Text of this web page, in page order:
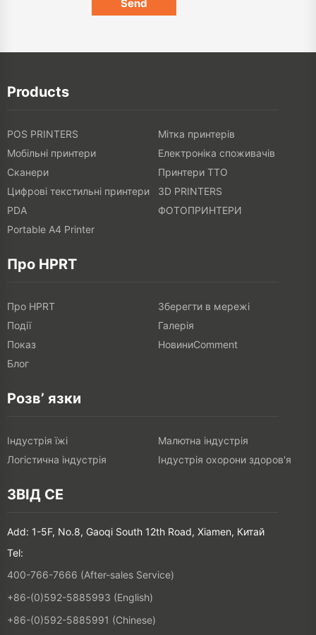
Products
POS PRINTERS
Мітка принтерів
Мобільні принтери
Електроніка споживачів
Сканери
Принтери TTO
Цифрові текстильні принтери
3D PRINTERS
PDA
ФОТОПРИНТЕРИ
Portable A4 Printer
Про HPRT
Про HPRT
Зберегти в мережі
Події
Галерія
Показ
НовиниComment
Блог
Розв’ язки
Індустрія їжі
Малютна індустрія
Логістична індустрія
Індустрія охорони здоров'я
ЗВІД СЕ
Add: 1-5F, No.8, Gaoqi South 12th Road, Xiamen, Китай
Tel:
400-766-7666 (After-sales Service)
+86-(0)592-5885993 (English)
+86-(0)592-5885991 (Chinese)